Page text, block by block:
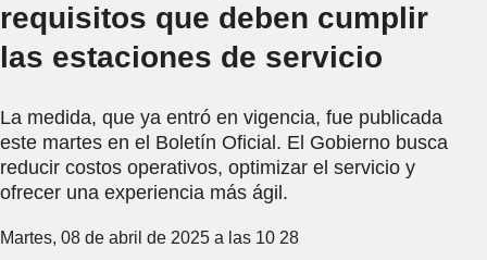
requisitos que deben cumplir
las estaciones de servicio
La medida, que ya entró en vigencia, fue publicada
este martes en el Boletín Oficial. El Gobierno busca
reducir costos operativos, optimizar el servicio y
ofrecer una experiencia más ágil.
Martes, 08 de abril de 2025 a las 10 28